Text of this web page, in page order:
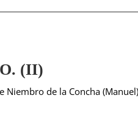
(II)
Niembro de la Concha